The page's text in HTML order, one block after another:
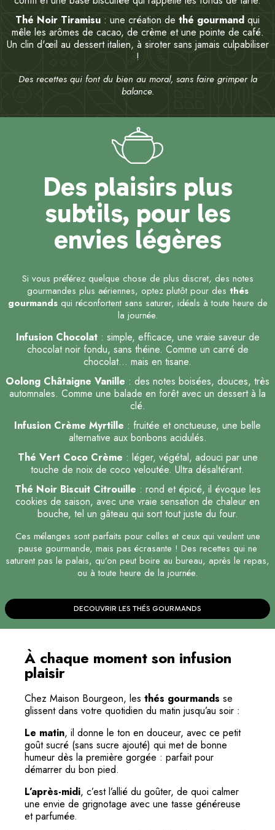
Thé Noir Tiramisu : une création de thé gourmand qui
mêle les arômes de cacao, de crème et une pointe de café.
Un clin d'œil au dessert italien, à siroter sans jamais culpabiliser
!
Des recettes qui font du bien au moral, sans faire grimper la
balance.
Des plaisirs plus
subtils, pour les
envies légères
Si vous préférez quelque chose de plus discret, des notes
gourmandes plus aériennes, optez plutôt pour des thés
gourmandsqui réconfortent sans saturer, idéals à toute heure de
la journée.
Infusion Chocolat: simple, efficace, une vraie saveur de
chocolat noir fondu, sans théine. Comme un carré de
chocolat… mais en tisane.
Oolong Châtaigne Vanille : des notes boisées, douces, très
automnales. Comme une balade en forêt avec un dessert à la
clé.
Infusion Crème Myrtille : fruitée et onctueuse, une belle
alternative aux bonbons acidulés.
Thé Vert Coco Crème : léger, végétal, adouci par une
touche de noix de coco veloutée. Ultra désaltérant.
Thé Noir Biscuit Citrouille : rond et épicé, il évoque les
cookies de saison, avec une vraie sensation de chaleur en
bouche, tel un gâteau qui sort tout juste du four.
Ces mélanges sont parfaits pour celles et ceux qui veulent une
pause gourmande, mais pas écrasante ! Des recettes qui ne
saturent pas le palais, qu’on peut boire au bureau, après le repas,
ou à toute heure de la journée.
DECOUVRIR LES THÉS GOURMANDS
À chaque moment son infusion
plaisir
Chez Maison Bourgeon, les thés gourmands se
glissent dans votre quotidien du matin jusqu’au soir :
Le matin, il donne le ton en douceur, avec ce petit
goût sucré (sans sucre ajouté) qui met de bonne
humeur dès la première gorgée : parfait pour
démarrer du bon pied.
L’après-midi, c’est l’allié du goûter, de quoi calmer
une envie de grignotage avec une tasse généreuse
et parfumée.